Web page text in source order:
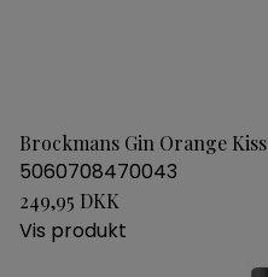
Brockmans Gin Orange Kiss
5060708470043
249,95 DKK
Vis produkt